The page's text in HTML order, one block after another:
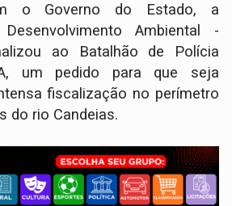
o Governo do Estado, a
Ambiental -
ao Batalhão de Polícia
um pedido para que seja
fiscalização no perímetro
do rio Candeias.